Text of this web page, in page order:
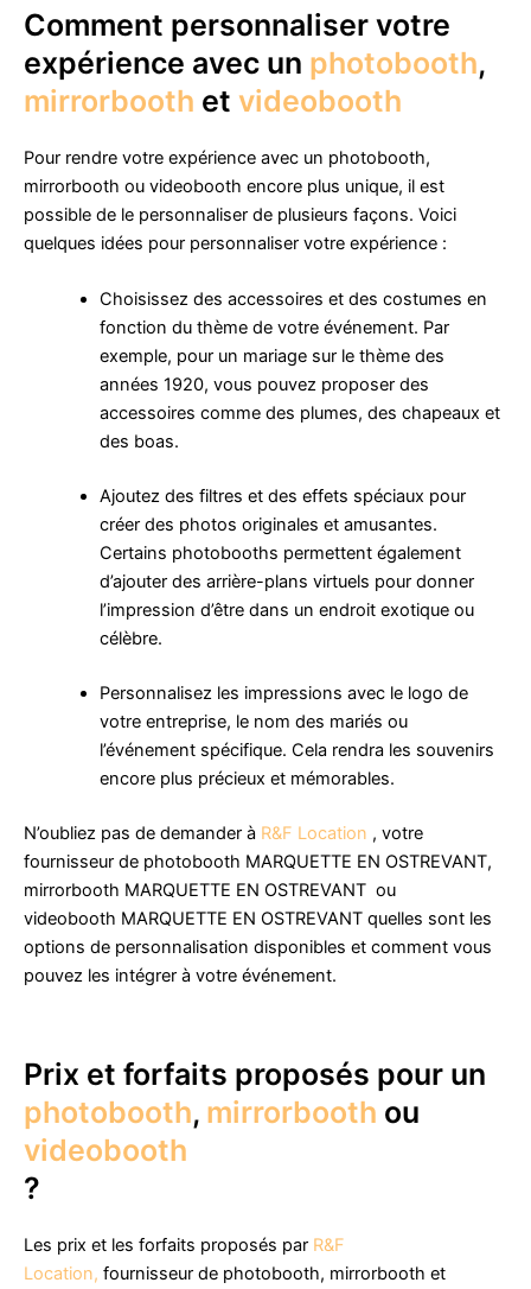
Comment personnaliser votre
expérience avec un photobooth,
mirrorbooth et videobooth
Pour rendre votre expérience avec un photobooth,
mirrorbooth ou videobooth encore plus unique, il est
possible de le personnaliser de plusieurs façons. Voici
quelques idées pour personnaliser votre expérience :
Choisissez des accessoires et des costumes en
fonction du thème de votre événement. Par
exemple, pour un mariage sur le thème des
années 1920, vous pouvez proposer des
accessoires comme des plumes, des chapeaux et
des boas.
Ajoutez des filtres et des effets spéciaux pour
créer des photos originales et amusantes.
Certains photobooths permettent également
d’ajouter des arrière-plans virtuels pour donner
l’impression d’être dans un endroit exotique ou
célèbre.
Personnalisez les impressions avec le logo de
votre entreprise, le nom des mariés ou
l’événement spécifique. Cela rendra les souvenirs
encore plus précieux et mémorables.
N’oubliez pas de demander à R&F Location , votre
fournisseur de photobooth MARQUETTE EN OSTREVANT,
mirrorbooth MARQUETTE EN OSTREVANT ou
videobooth MARQUETTE EN OSTREVANT quelles sont les
options de personnalisation disponibles et comment vous
pouvez les intégrer à votre événement.
Prix et forfaits proposés pour un
photobooth, mirrorbooth ou
videobooth
?
Les prix et les forfaits proposés par R&F
Location, fournisseur de photobooth, mirrorbooth et